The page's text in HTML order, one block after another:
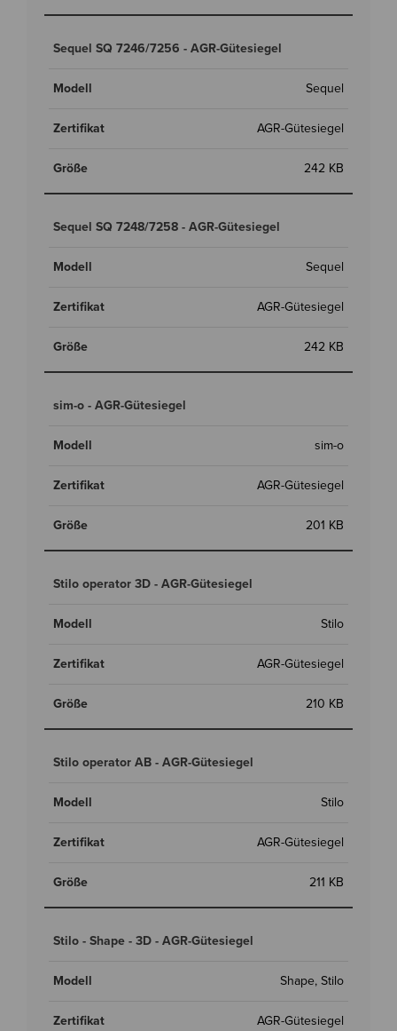
Sequel SQ 7246/7256 - AGR-Gütesiegel
Sequel
AGR-Gütesiegel
242 KB
Sequel SQ 7248/7258 - AGR-Gütesiegel
Sequel
AGR-Gütesiegel
242 KB
sim-o - AGR-Gütesiegel
sim-o
AGR-Gütesiegel
201 KB
Stilo operator 3D - AGR-Gütesiegel
Stilo
AGR-Gütesiegel
210 KB
Stilo operator AB - AGR-Gütesiegel
Stilo
AGR-Gütesiegel
211 KB
Stilo - Shape - 3D - AGR-Gütesiegel
Shape, Stilo
AGR-Gütesiegel